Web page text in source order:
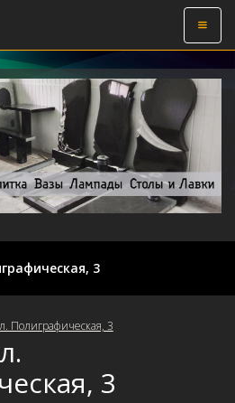
3
Полиграфическая, 3
3